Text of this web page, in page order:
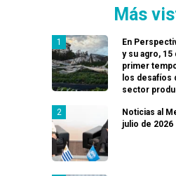
Más
En
y su agro, 15
primer
los desafíos
sector
Noticias al
julio de 2026